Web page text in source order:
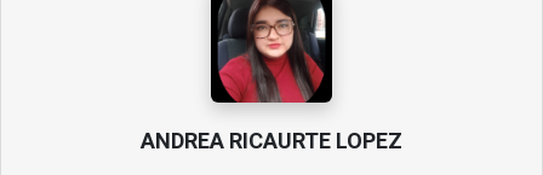
ANDREA RICAURTE LOPEZ